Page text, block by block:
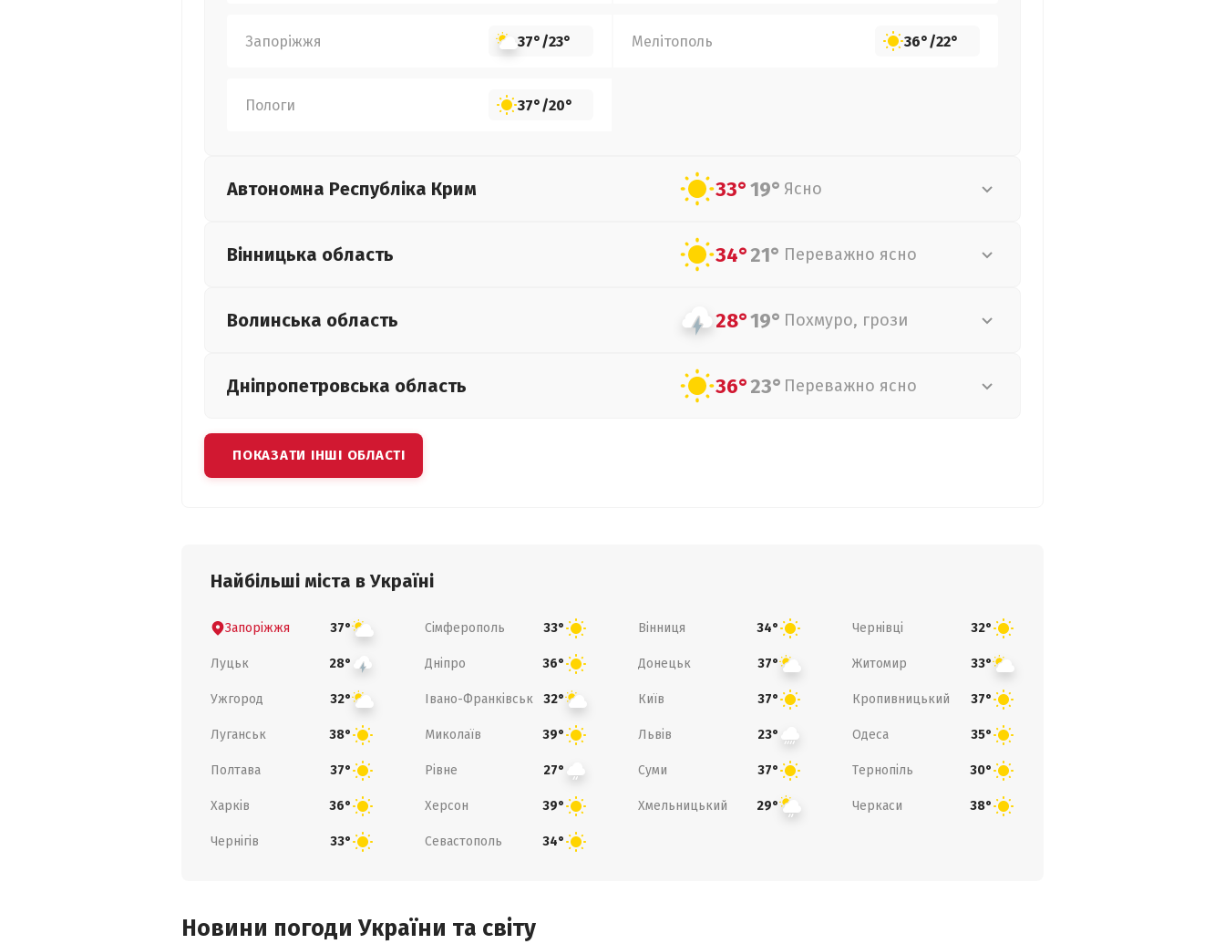
Запоріжжя 37°/23° Мелітополь 36°/22°
Пологи 37°/20°
Автономна Республіка Крим 33°19° Ясно
Вінницька область 34°21° Переважно ясно
Волинська область 28°19° Похмуро, грози
Дніпропетровська область 36°23° Переважно ясно
ПОКАЗАТИ ІНШІ ОБЛАСТІ
Найбільші міста в Україні
Запоріжжя 37° Сімферополь 33° Вінниця 34° Чернівці 32°
Луцьк 28° Дніпро 36° Донецьк 37° Житомир 33°
Ужгород 32° Івано-Франківськ 32° Київ 37° Кропивницький 37°
Луганськ 38° Миколаїв 39° Львів 23° Одеса 35°
Полтава 37° Рівне 27° Суми 37° Тернопіль 30°
Харків 36° Херсон 39° Хмельницький 29° Черкаси 38°
Чернігів 33° Севастополь 34°
Новини погоди України та світу